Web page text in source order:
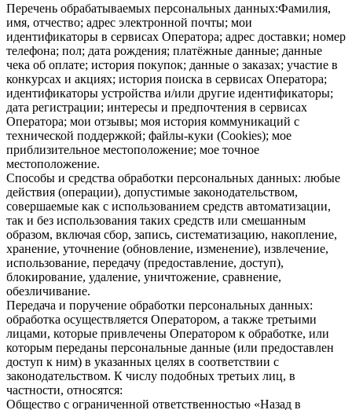
Перечень обрабатываемых персональных данных:Фамилия,
имя, отчество; адрес электронной почты; мои
идентификаторы в сервисах Оператора; адрес доставки; номер
телефона; пол; дата рождения; платёжные данные; данные
чека об оплате; история покупок; данные о заказах; участие в
конкурсах и акциях; история поиска в сервисах Оператора;
идентификаторы устройства и/или другие идентификаторы;
дата регистрации; интересы и предпочтения в сервисах
Оператора; мои отзывы; моя история коммуникаций с
технической поддержкой; файлы-куки (Cookies); мое
приблизительное местоположение; мое точное
местоположение.
Способы и средства обработки персональных данных: любые
действия (операции), допустимые законодательством,
совершаемые как с использованием средств автоматизации,
так и без использования таких средств или смешанным
образом, включая сбор, запись, систематизацию, накопление,
хранение, уточнение (обновление, изменение), извлечение,
использование, передачу (предоставление, доступ),
блокирование, удаление, уничтожение, сравнение,
обезличивание.
Передача и поручение обработки персональных данных:
обработка осуществляется Оператором, а также третьими
лицами, которые привлечены Оператором к обработке, или
которым переданы персональные данные (или предоставлен
доступ к ним) в указанных целях в соответствии с
законодательством. К числу подобных третьих лиц, в
частности, относятся:
Общество с ограниченной ответственностью «Назад в